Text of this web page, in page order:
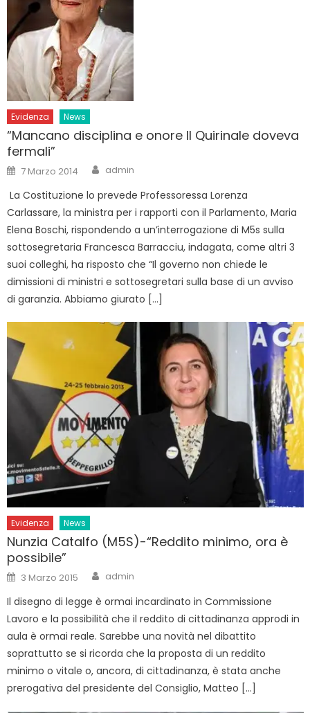
Evidenza News
“Mancano disciplina e onore Il Quirinale doveva
fermali”
Posted
on
7 Marzo 2014 Author
admin
La Costituzione lo prevede Professoressa Lorenza
Carlassare, la ministra per i rapporti con il Parlamento, Maria
Elena Boschi, rispondendo a un’interrogazione di M5s sulla
sottosegretaria Francesca Barracciu, indagata, come altri 3
suoi colleghi, ha risposto che “Il governo non chiede le
dimissioni di ministri e sottosegretari sulla base di un avviso
di garanzia. Abbiamo giurato […]
Evidenza News
Nunzia Catalfo (M5S)-“Reddito minimo, ora è
possibile”
Posted
on
3 Marzo 2015 Author
admin
Il disegno di legge è ormai incardinato in Commissione
Lavoro e la possibilità che il reddito di cittadinanza approdi in
aula è ormai reale. Sarebbe una novità nel dibattito
soprattutto se si ricorda che la proposta di un reddito
minimo o vitale o, ancora, di cittadinanza, è stata anche
prerogativa del presidente del Consiglio, Matteo […]